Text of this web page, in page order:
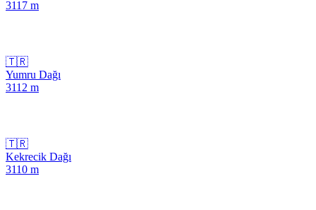
3117 m
🇹🇷
Yumru Dağı
3112 m
🇹🇷
Kekrecik Dağı
3110 m